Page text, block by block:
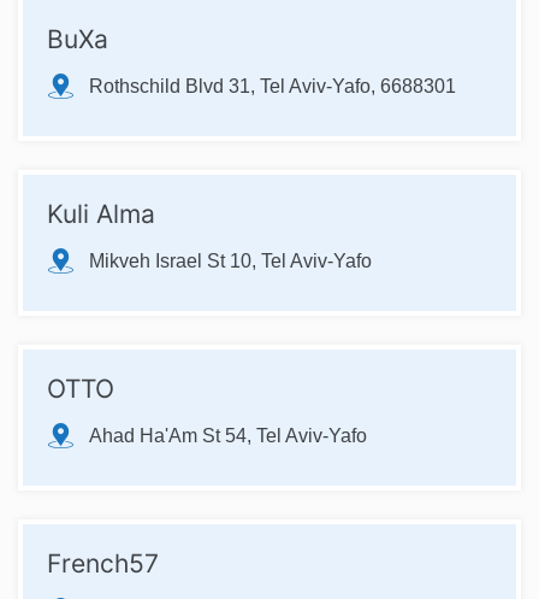
BuXa
Rothschild Blvd 31, Tel Aviv-Yafo, 6688301
Kuli Alma
Mikveh Israel St 10, Tel Aviv-Yafo
OTTO
Ahad Ha'Am St 54, Tel Aviv-Yafo
French57